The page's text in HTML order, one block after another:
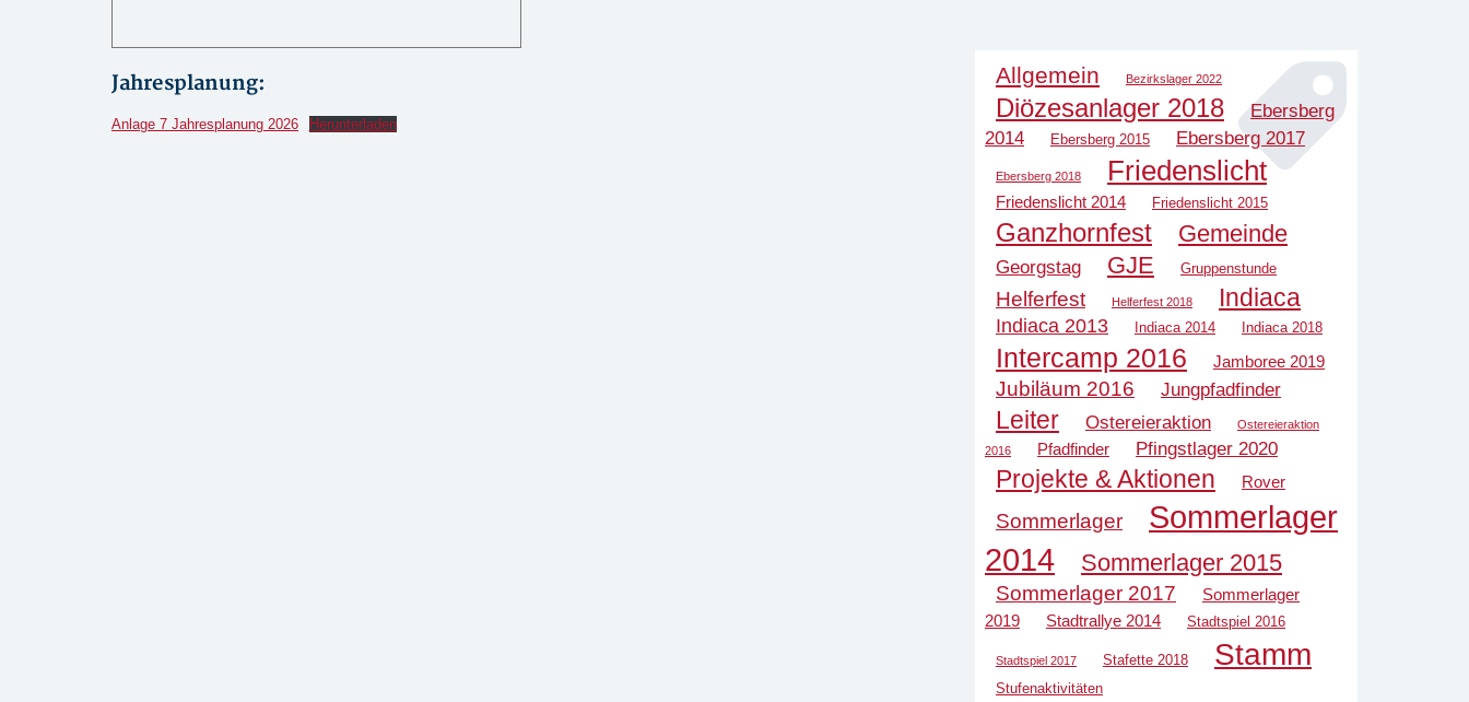
Jahresplanung:
Anlage 7 Jahresplanung 2026 Herunterladen
Allgemein Bezirkslager 2022
Diözesanlager 2018
Ebersberg
2014
Ebersberg 2015 Ebersberg 2017
Ebersberg 2018 Friedenslicht
Friedenslicht 2014 Friedenslicht 2015
Ganzhornfest Gemeinde
Georgstag GJE Gruppenstunde
Helferfest Helferfest 2018 Indiaca
Indiaca 2013 Indiaca 2014 Indiaca 2018
Intercamp 2016 Jamboree 2019
Jubiläum 2016 Jungpfadfinder
Leiter Ostereieraktion
Ostereieraktion
2016
Pfadfinder Pfingstlager 2020
Projekte & Aktionen Rover
Sommerlager
Sommerlager
2014
Sommerlager 2015
Sommerlager 2017
Sommerlager
2019
Stadtrallye 2014 Stadtspiel 2016
Stadtspiel 2017 Stafette 2018 Stamm
Stufenaktivitäten